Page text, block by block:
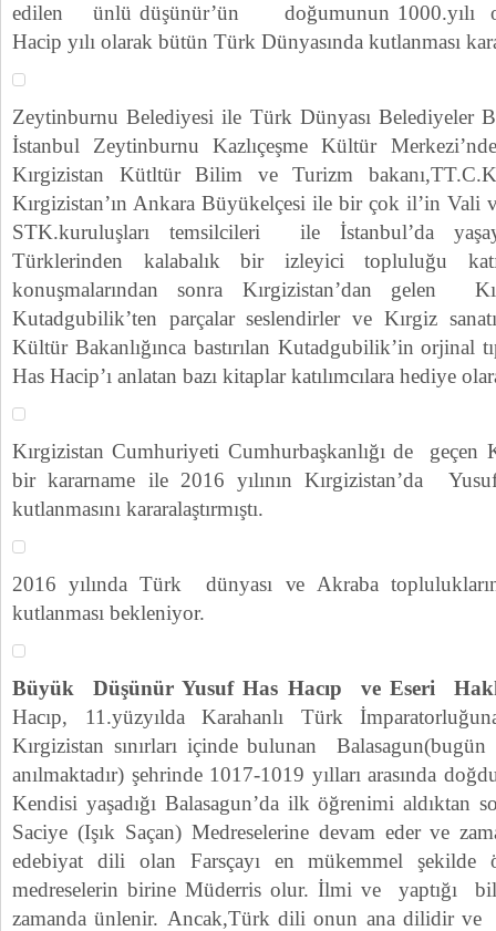
edilen ünlü düşünür’ün doğumunun 1000.yılı
Hacip yılı olarak bütün Türk Dünyasında kutlanması
Zeytinburnu Belediyesi ile Türk Dünyası Belediyeler
İstanbul Zeytinburnu Kazlıçeşme Kültür
Kırgizistan Kütltür Bilim ve Turizm
Kırgizistan’ın Ankara Büyükelçesi ile bir çok il’in Vali
STK.kuruluşları temsilcileri ile İstanbul’da
Türklerinden kalabalık bir izleyici topluluğu
konuşmalarından sonra Kırgizistan’dan gelen
Kutadgubilik’ten parçalar seslendirler ve Kırgiz
Kültür Bakanlığınca bastırılan Kutadgubilik’in orjinal
Has Hacip’ı anlatan bazı kitaplar katılımcılara hediye
Kırgizistan Cumhuriyeti Cumhurbaşkanlığı de geçen
bir kararname ile 2016 yılının Kırgizistan’da
kutlanmasını kararalaştırmıştı.
2016 yılında Türk dünyası ve Akraba
kutlanması bekleniyor.
Büyük Düşünür Yusuf Has Hacıp ve Eseri
Hacıp, 11.yüzyılda Karahanlı Türk
Kırgizistan sınırları içinde bulunan
anılmaktadır) şehrinde 1017-1019 yılları arasında
Kendisi yaşadığı Balasagun’da ilk öğrenimi aldıktan
Saciye (Işık Saçan) Medreselerine devam eder ve
edebiyat dili olan Farsçayı en mükemmel şekilde
medreselerin birine Müderris olur. İlmi ve yaptığı
zamanda ünlenir. Ancak,Türk dili onun ana dilidir